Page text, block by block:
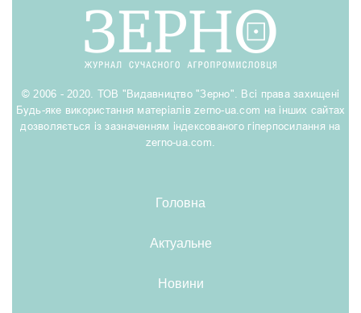
© 2006 - 2020. ТОВ "Видавництво "Зерно". Всі права захищені
Будь-яке використання матеріалів zerno-ua.com на інших сайтах
дозволяється із зазначенням індексованого гіперпосилання на
zerno-ua.com.
Головна
Актуальне
Новини